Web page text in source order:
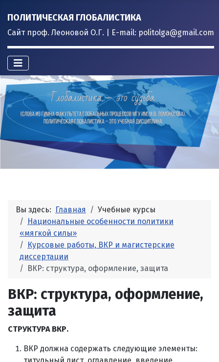
ПОЛИТИЧЕСКАЯ ГЛОБАЛИСТИКА
Сайт проф. Леоновой О.Г. | E-mail: politolga@gmail.com
Вы здесь: Главная
Учебные курсы
Национальные особенности политики
«мягкой силы»
Курсовые работы, ВКР и магистерские
диссертации
ВКР: структура, оформление, защита
ВКР: структура, оформление,
защита
СТРУКТУРА ВКР.
ВКР должна содержать следующие элементы:
титульный лист, оглавление, введение,